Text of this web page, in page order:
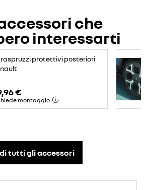
che
interessarti
protettivi posteriori
€
montaggio
tutti gli accessori​